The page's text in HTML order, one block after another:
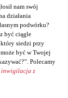
nam swój
działania
podwórku?
być ciągle
który siedzi przy
być w Twojej
Polecamy
inwigilacja z